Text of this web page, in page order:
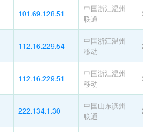
101.69.128.51
中国浙江温州
联通
112.16.229.54
中国浙江温州
移动
112.16.229.51
中国浙江温州
移动
222.134.1.30
中国山东滨州
联通